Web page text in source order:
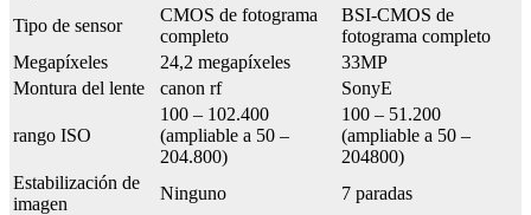
Tipo de sensor
CMOS de fotograma
completo
BSI-CMOS de
fotograma completo
Megapíxeles
24,2 megapíxeles
33MP
Montura del lente
canon rf SonyE
rango ISO
100 – 102.400
(ampliable a 50 –
204.800)
100 – 51.200
(ampliable a 50 –
204800)
Estabilización de
imagen
Ninguno 7 paradas